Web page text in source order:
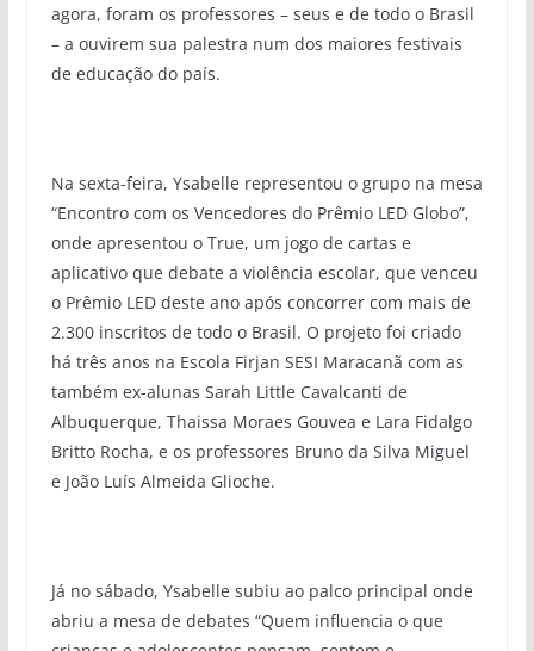
agora, foram os professores – seus e de todo o Brasil
– a ouvirem sua palestra num dos maiores festivais
de educação do país.
Na sexta-feira, Ysabelle representou o grupo na mesa
“Encontro com os Vencedores do Prêmio LED Globo”,
onde apresentou o True, um jogo de cartas e
aplicativo que debate a violência escolar, que venceu
o Prêmio LED deste ano após concorrer com mais de
2.300 inscritos de todo o Brasil. O projeto foi criado
há três anos na Escola Firjan SESI Maracanã com as
também ex-alunas Sarah Little Cavalcanti de
Albuquerque, Thaissa Moraes Gouvea e Lara Fidalgo
Britto Rocha, e os professores Bruno da Silva Miguel
e João Luís Almeida Glioche.
Já no sábado, Ysabelle subiu ao palco principal onde
abriu a mesa de debates “Quem influencia o que